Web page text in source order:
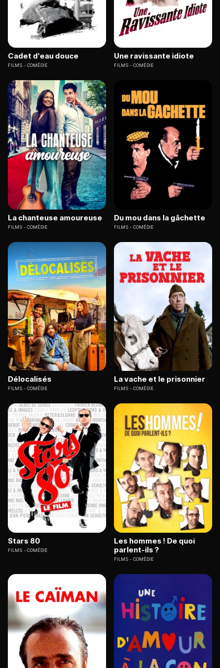
Cadet d'eau douce
FILMS COMÉDIE
Une ravissante idiote
FILMS COMÉDIE
La chanteuse amoureuse
FILMS COMÉDIE
Du mou dans la gâchette
FILMS COMÉDIE
Délocalisés
FILMS COMÉDIE
La vache et le prisonnier
FILMS COMÉDIE
Stars 80
FILMS COMÉDIE
Les hommes ! De quoi
parlent-ils ?
FILMS COMÉDIE